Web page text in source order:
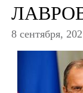
8 сентября,